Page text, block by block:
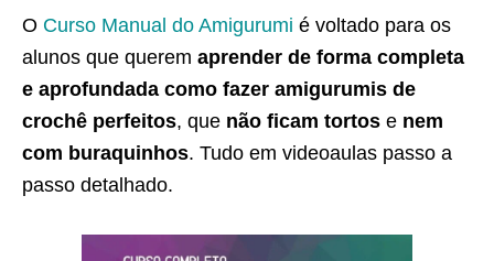
O Curso Manual do Amigurumi é voltado para os
alunos que querem aprender de forma completa
e aprofundada como fazer amigurumis de
crochê perfeitos, que não ficam tortos e nem
com buraquinhos. Tudo em videoaulas passo a
passo detalhado.